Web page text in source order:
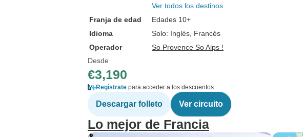
Ver todos los destinos
Franja de edad
Edades 10+
Idioma
Solo: Inglés, Francés
Operador
So Provence So Alps !
Desde
€3,190
Regístrate para acceder a los descuentos
Descargar folleto Ver circuito
Lo mejor de Francia